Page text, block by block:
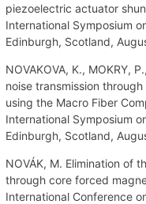
piezoelectric actuator
International Symposium
Edinburgh, Scotland,
NOVAKOVA, K., MOKRY,
noise transmission
using the Macro Fiber
International Symposium
Edinburgh, Scotland,
NOVÁK, M. Elimination of
through core forced
International Conference